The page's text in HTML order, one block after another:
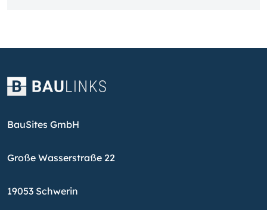
BauSites GmbH
Große Wasserstraße 22
19053 Schwerin